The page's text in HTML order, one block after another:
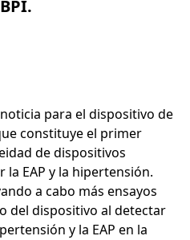
para el dispositivo de
constituye el primer
de dispositivos
EAP y la hipertensión.
a cabo más ensayos
del dispositivo al detectar
y la EAP en la